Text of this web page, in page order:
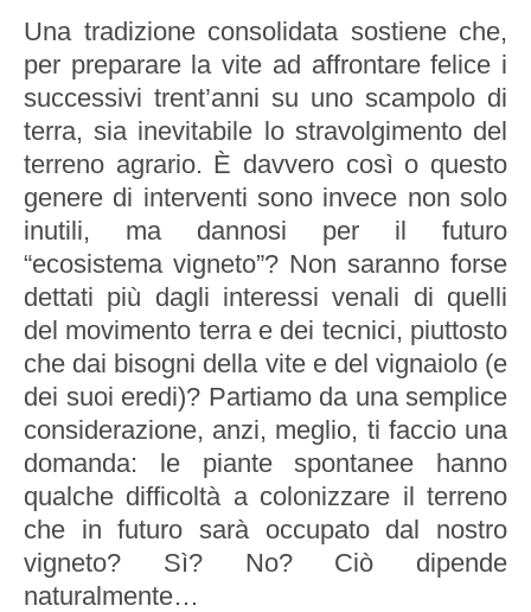
Una tradizione consolidata sostiene che,
per preparare la vite ad affrontare felice i
successivi trent’anni su uno scampolo di
terra, sia inevitabile lo stravolgimento del
terreno agrario. È davvero così o questo
genere di interventi sono invece non solo
inutili, ma dannosi per il futuro
“ecosistema vigneto”? Non saranno forse
dettati più dagli interessi venali di quelli
del movimento terra e dei tecnici, piuttosto
che dai bisogni della vite e del vignaiolo (e
dei suoi eredi)? Partiamo da una semplice
considerazione, anzi, meglio, ti faccio una
domanda: le piante spontanee hanno
qualche difficoltà a colonizzare il terreno
che in futuro sarà occupato dal nostro
vigneto? Sì? No? Ciò dipende
naturalmente…